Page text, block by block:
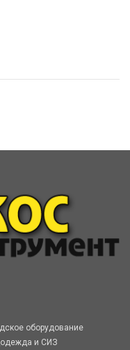
оборудование
и СИЗ